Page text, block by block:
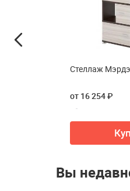
Стеллаж
от 16 254 ₽
Вы